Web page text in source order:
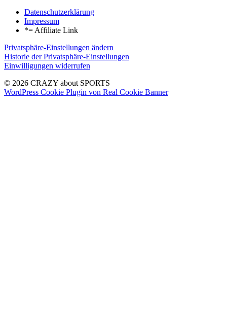
Datenschutzerklärung
Impressum
*= Affiliate Link
Privatsphäre-Einstellungen ändern
Historie der Privatsphäre-Einstellungen
Einwilligungen widerrufen
© 2026 CRAZY about SPORTS
WordPress Cookie Plugin von Real Cookie Banner